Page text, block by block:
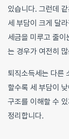
있습니다. 그런데
세 부담이 크게 달
세금을 미루고 줄
는 경우가 여전히
퇴직소득세는 다른
할수록 세 부담이
구조를 이해할 수
정리합니다.